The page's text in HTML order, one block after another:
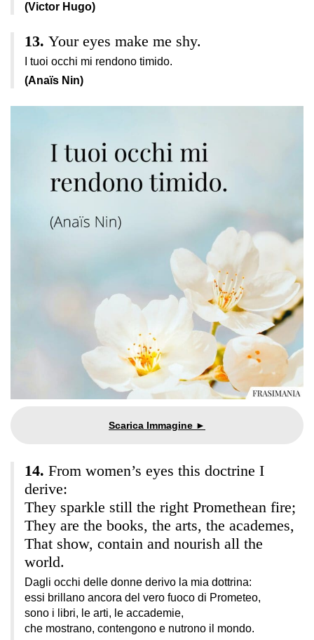
(Victor Hugo)
Your eyes make me shy.
I tuoi occhi mi rendono timido.
(Anaïs Nin)
From women’s eyes this doctrine I
derive:
They sparkle still the right Promethean fire;
They are the books, the arts, the academes,
That show, contain and nourish all the
world.
Dagli occhi delle donne derivo la mia dottrina:
essi brillano ancora del vero fuoco di Prometeo,
sono i libri, le arti, le accademie,
che mostrano, contengono e nutrono il mondo.